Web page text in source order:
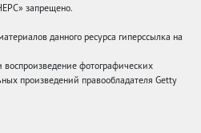
запрещено.
данного ресурса гиперссылка на
фотографических
произведений правообладателя Getty